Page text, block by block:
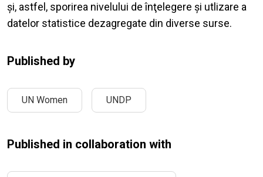
și, astfel, sporirea nivelului de înţelegere și utlizare a
datelor statistice dezagregate din diverse surse.
Published by
UN Women UNDP
Published in collaboration with